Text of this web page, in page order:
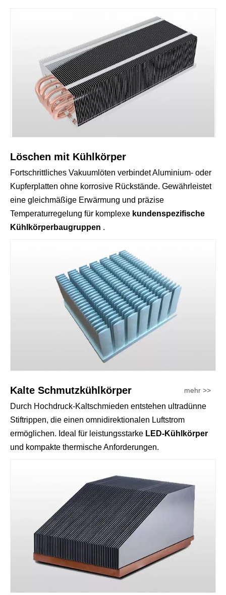
Löschen mit Kühlkörper
Fortschrittliches Vakuumlöten verbindet Aluminium- oder
Kupferplatten ohne korrosive Rückstände. Gewährleistet
eine gleichmäßige Erwärmung und präzise
Temperaturregelung für komplexe kundenspezifische
Kühlkörperbaugruppen .
Kalte Schmutzkühlkörper mehr >>
Durch Hochdruck-Kaltschmieden entstehen ultradünne
Stiftrippen, die einen omnidirektionalen Luftstrom
ermöglichen. Ideal für leistungsstarke LED-Kühlkörper
und kompakte thermische Anforderungen.